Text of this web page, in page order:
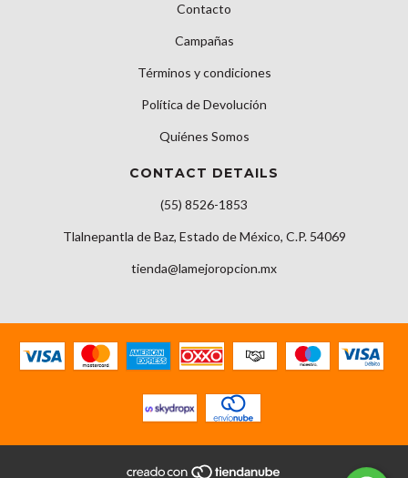
Contacto
Campañas
Términos y condiciones
Política de Devolución
Quiénes Somos
CONTACT DETAILS
(55) 8526-1853
Tlalnepantla de Baz, Estado de México, C.P. 54069
tienda@lamejoropcion.mx